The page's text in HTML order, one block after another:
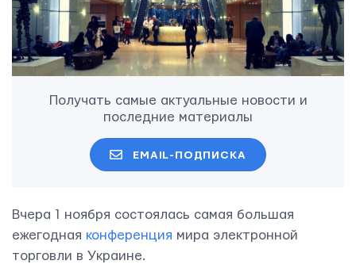
Получать самые актуальные новости и
последние материалы
EMAIL-ПОДПИСКА
Вчера 1 ноября состоялась самая большая
ежегодная конференция мира электронной
торговли в Украине.